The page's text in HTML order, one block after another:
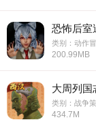
恐怖后室
类别：动作
200.99MB
大周列国
类别：战争
434.7M